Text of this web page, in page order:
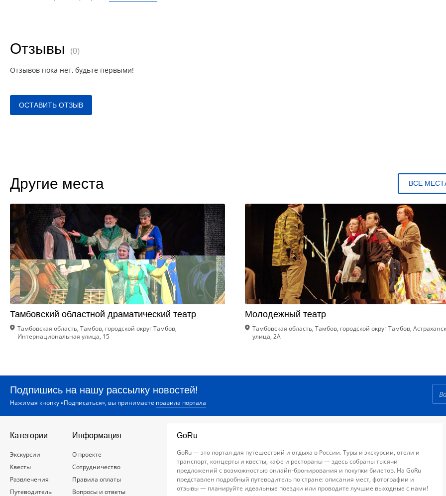
Отзывы (0)
Отзывов пока нет, будьте первыми!
ОСТАВИТЬ ОТЗЫВ
Другие места ВСЕ
Тамбовский областной драматический театр
Тамбовская область, Тамбов, городской округ Тамбов,
Интернациональная улица, 15
Молодежный театр
Тамбовская область, Тамбов, городской округ Тамбов,
улица, 2А
Подпишись на нашу рассылку новостей!
Нажимая кнопку «Подписаться», вы принимаете правила портала
Категории
Экскурсии
Квесты
Развлечения
Путеводитель
Информация
О проекте
Сотрудничество
Правила оплаты
Вопросы и ответы
GoRu
GoRu — это портал для путешествий и отдыха в России. Туры и экскурсии, отели и
транспорт, концерты и квесты, кафе и рестораны — здесь собраны тысячи
предложений с возможностью онлайн-бронирования и покупки билетов. На GoRu
представлен подробный путеводитель по стране: описания мест, фотографии и
отзывы — планируйте идеальные поездки или проводите лучшие выходные с нами!